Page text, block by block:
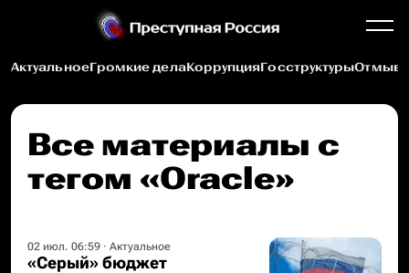
АктуальноеГромкие делаКоррупцияГосструктуры
Все материалы c
тегом «Oracle»
02 июл. 06:59 · Актуальное
«Серый» бюджет